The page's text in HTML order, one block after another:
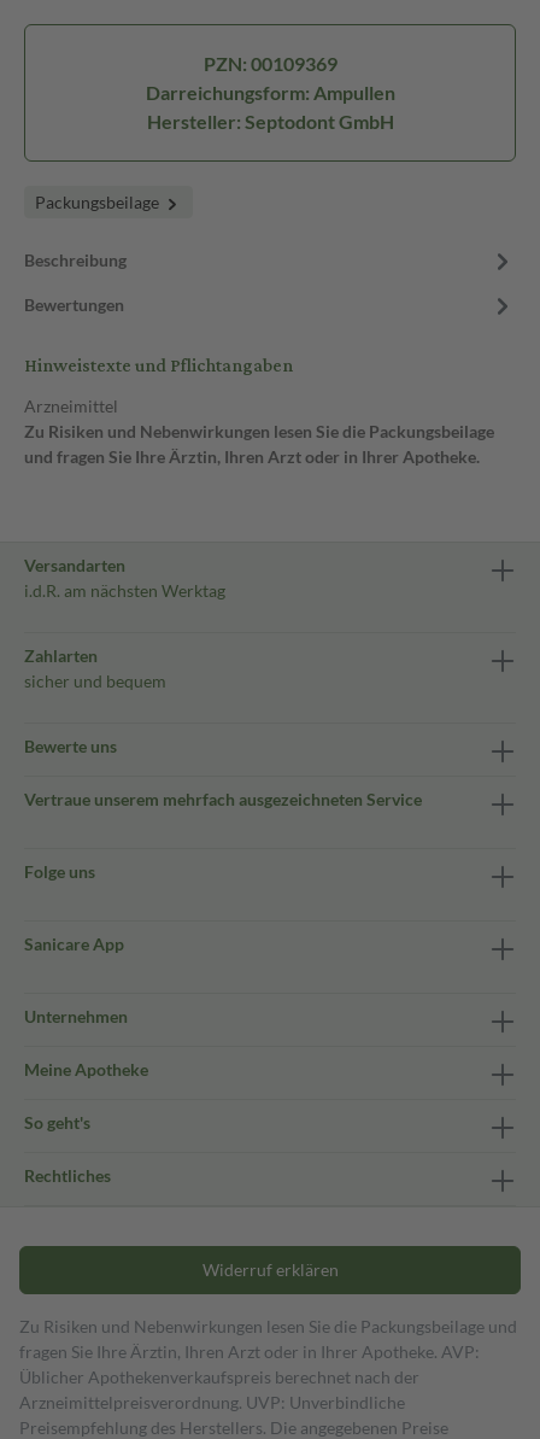
PZN: 00109369
Darreichungsform: Ampullen
Hersteller: Septodont GmbH
Packungsbeilage
Beschreibung
Bewertungen
Hinweistexte und Pflichtangaben
Arzneimittel
Zu Risiken und Nebenwirkungen lesen Sie die Packungsbeilage
und fragen Sie Ihre Ärztin, Ihren Arzt oder in Ihrer Apotheke.
Versandarten
i.d.R. am nächsten Werktag
Zahlarten
sicher und bequem
Bewerte uns
Vertraue unserem mehrfach ausgezeichneten Service
Folge uns
Sanicare App
Unternehmen
Meine Apotheke
So geht's
Rechtliches
Widerruf erklären
Zu Risiken und Nebenwirkungen lesen Sie die Packungsbeilage und
fragen Sie Ihre Ärztin, Ihren Arzt oder in Ihrer Apotheke. AVP:
Üblicher Apothekenverkaufspreis berechnet nach der
Arzneimittelpreisverordnung. UVP: Unverbindliche
Preisempfehlung des Herstellers. Die angegebenen Preise